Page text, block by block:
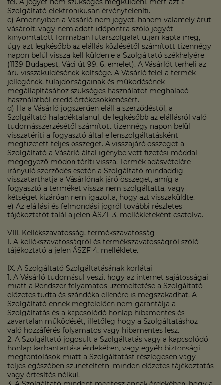
Szolgáltató elektronikusan érvényteleníti.
c) Amennyiben a Vásárló nem jegyet, hanem valamely árut
vásárolt, vagy nem adott időpontra szóló jegyét
kinyomtatott formában futárszolgálat útján kapta meg,
úgy azt legkésőbb az elállás közlésétől számított tizennégy
napon belül vissza kell küldenie a Szolgáltató székhelyére
(1139 Budapest, Váci út 99. 6. emelet). A Vásárlót terheli az
áru visszaküldésének költsége. A Vásárló felel a termék
jellegének, tulajdonságainak és működésének
megállapításához szükséges használatot meghaladó
használatból eredő értékcsökkenésért.
d) Ha a Vásárló jogszerűen eláll a szerződéstől, a
Szolgáltató haladéktalanul, de legkésőbb az elállásról való
tudomásszerzésétől számított tizennégy napon belül
visszatéríti a fogyasztó által ellenszolgáltatásként
megfizetett teljes összeget. A visszajáró összeget a
Szolgáltató a Vásárló által igénybe vett fizetési móddal
megegyező módon téríti vissza. Termék adásvételére
irányuló szerződés esetén a Szolgáltató mindaddig
visszatarthatja a Vásárlónak járó összeget, amíg a
fogyasztó a terméket vissza nem szolgáltatta, vagy
kétséget kizáróan nem igazolta, hogy azt visszaküldte.
e) Az elállási és felmondási jogról további részletes
tájékoztatót talál a jelen ÁSZF 3. mellékleteként csatolva.
VIII. Kellékszavatosság, termékszavatosság
1. A kellékszavatosságról és termékszavatosságról szóló
tájékoztató a jelen ÁSZF 4. melléklete.
IX. A Szolgáltató Szolgáltatásának korlátai
1. A Vásárló tudomásul veszi, hogy az internet sajátosságai
miatt a Rendszer folyamatos üzemeltetése a Szolgáltató
előzetes tudta és szándéka ellenére is megszakadhat. A
Szolgáltató ennek megfelelően nem garantálja a
Szolgáltatás és a kapcsolódó honlap hibamentes és
zavartalan működését, illetőleg hogy a Szolgáltatáshoz
való hozzáférés folyamatos vagy hibamentes lesz.
2. A Szolgáltató jogosult a Szolgáltatás vagy a kapcsolódó
honlap karbantartása érdekében, vagy egyéb biztonsági
megfontolások miatt a Szolgáltatást részlegesen vagy
teljes egészében szüneteltetni minden előzetes tájékoztatás
vagy értesítés nélkül.